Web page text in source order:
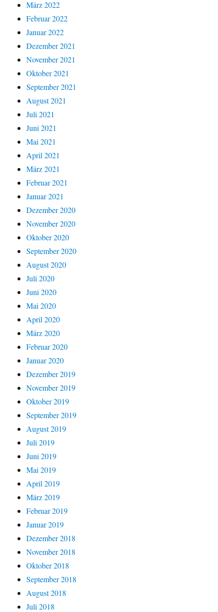
März 2022
Februar 2022
Januar 2022
Dezember 2021
November 2021
Oktober 2021
September 2021
August 2021
Juli 2021
Juni 2021
Mai 2021
April 2021
März 2021
Februar 2021
Januar 2021
Dezember 2020
November 2020
Oktober 2020
September 2020
August 2020
Juli 2020
Juni 2020
Mai 2020
April 2020
März 2020
Februar 2020
Januar 2020
Dezember 2019
November 2019
Oktober 2019
September 2019
August 2019
Juli 2019
Juni 2019
Mai 2019
April 2019
März 2019
Februar 2019
Januar 2019
Dezember 2018
November 2018
Oktober 2018
September 2018
August 2018
Juli 2018